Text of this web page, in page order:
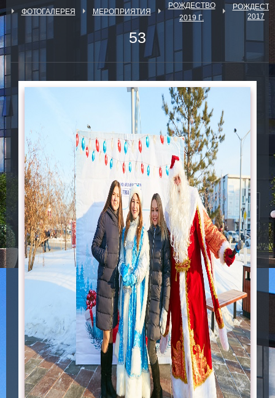
ФОТОГАЛЕРЕЯ МЕРОПРИЯТИЯ
РОЖДЕСТВО
2019 Г.
2017
53